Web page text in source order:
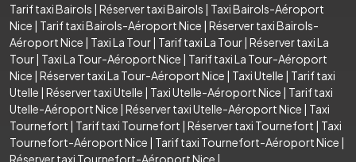
Tarif taxi Bairols | Réserver taxi Bairols | Taxi Bairols-Aéroport
Nice | Tarif taxi Bairols-Aéroport Nice | Réserver taxi Bairols-
Aéroport Nice | Taxi La Tour| Tarif taxi La Tour| Réserver taxi La
Tour| Taxi La Tour-Aéroport Nice | Tarif taxi La Tour-Aéroport
Nice | Réserver taxi La Tour-Aéroport Nice | Taxi Utelle | Tarif taxi
Utelle | Réserver taxi Utelle | Taxi Utelle-Aéroport Nice | Tarif taxi
Utelle-Aéroport Nice | Réserver taxi Utelle-Aéroport Nice | Taxi
Tournefort | Tarif taxi Tournefort | Réserver taxi Tournefort | Taxi
Tournefort-Aéroport Nice | Tarif taxi Tournefort-Aéroport Nice |
Réserver taxi Tournefort-Aéroport Nice |